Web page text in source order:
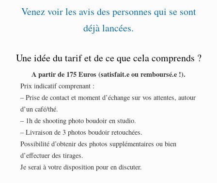
Venez voir les avis des personnes qui se sont
déjà lancées.
Une idée du tarif et de ce que cela comprends ?
A partir de 175 Euros (satisfait.e ou remboursé.e !).
Prix indicatif comprenant :
– Prise de contact et moment d’échange sur vos attentes, autour
d’un café/thé.
– 1h de shooting photo boudoir en studio.
– Livraison de 3 photos boudoir retouchées.
Possibilité d’obtenir des photos supplémentaires ou bien
d’effectuer des tirages.
Je serai à votre disposition pour en discuter.